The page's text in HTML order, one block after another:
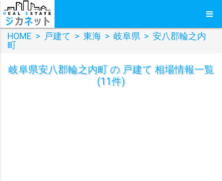
HOME > 戸建て > 東海 > 岐阜県 > 安八郡輪之内
町
岐阜県安八郡輪之内町 の 戸建て 相場情報一覧
(11件)